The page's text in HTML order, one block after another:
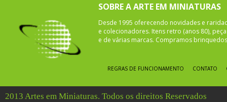
SOBRE A ARTE EM MINIATURAS
Desde 1995 oferecendo novidades e
e colecionadores. Itens retro (anos 80),
e de várias marcas. Compramos
REGRAS DE FUNCIONAMENTO CONTATO
2013 Artes em Miniaturas. Todos os direitos Reservados